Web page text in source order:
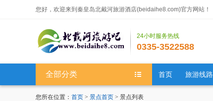
您好，欢迎来到秦皇岛北戴河旅游酒店(beidaihe8.com)官方网站！
24小时服务热线
0335-3522588
全部分类 首页 旅游线路
您所在位置： 首页 > 景点首页 > 景点列表